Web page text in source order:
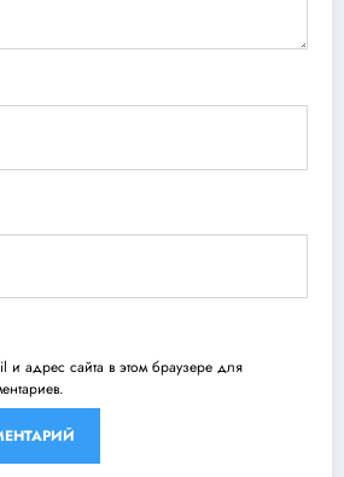
и адрес сайта в этом браузере для